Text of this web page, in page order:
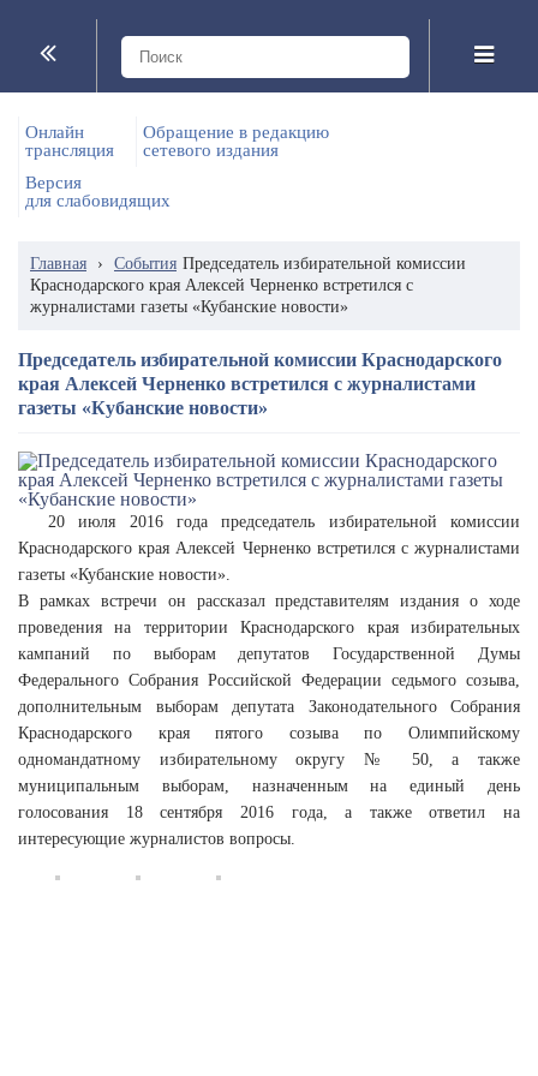
Онлайн
трансляция
Обращение в редакцию
сетевого издания
Версия
для слабовидящих
Главная › События Председатель избирательной комиссии
Краснодарского края Алексей Черненко встретился с
журналистами газеты «Кубанские новости»
Председатель избирательной комиссии Краснодарского
края Алексей Черненко встретился с журналистами
газеты «Кубанские новости»
20 июля 2016 года председатель избирательной комиссии
Краснодарского края Алексей Черненко встретился с журналистами
газеты «Кубанские новости».
В рамках встречи он рассказал представителям издания о ходе
проведения на территории Краснодарского края избирательных
кампаний по выборам депутатов Государственной Думы
Федерального Собрания Российской Федерации седьмого созыва,
дополнительным выборам депутата Законодательного Собрания
Краснодарского края пятого созыва по Олимпийскому
одномандатному избирательному округу № 50, а также
муниципальным выборам, назначенным на единый день
голосования 18 сентября 2016 года, а также ответил на
интересующие журналистов вопросы.